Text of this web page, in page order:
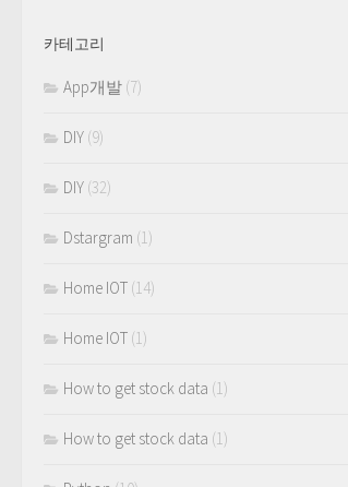
카테고리
App개발 (7)
DIY (9)
DIY (32)
Dstargram (1)
Home IOT (14)
Home IOT (1)
How to get stock data (1)
How to get stock data (1)